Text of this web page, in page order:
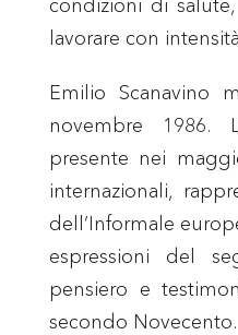
condizioni di
lavorare con
Emilio Scanavino
novembre 1986.
presente nei
internazionali,
dell’Informale
espressioni del
pensiero e
secondo Novecento.